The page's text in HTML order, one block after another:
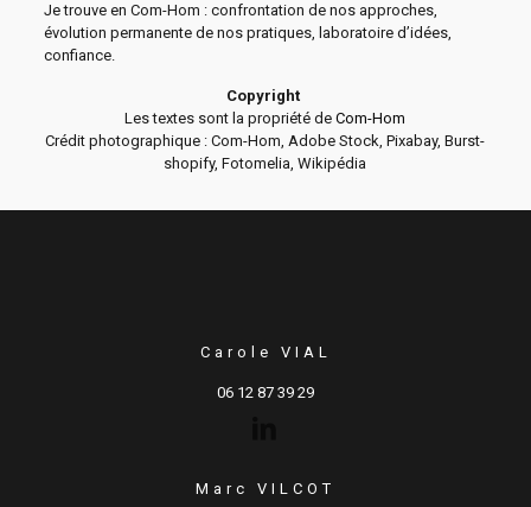
Je trouve en Com-Hom : confrontation de nos approches,
évolution permanente de nos pratiques, laboratoire d’idées,
confiance.
Copyright
Les textes sont la propriété deCom-Hom
Crédit photographique : Com-Hom, Adobe Stock, Pixabay, Burst-
shopify, Fotomelia, Wikipédia
Carole VIAL
06 12 87 39 29
Marc VILCOT